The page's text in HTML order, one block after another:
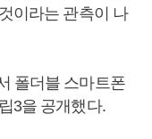
이라는 관측이 나
폴더블 스마트폰
3을 공개했다.